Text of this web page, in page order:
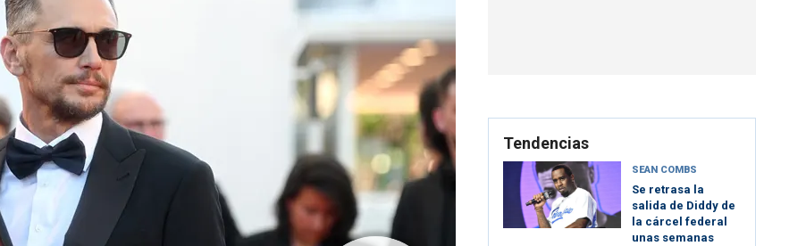
Tendencias
SEAN COMBS
Se retrasa la
salida de Diddy de
la cárcel federal
unas semanas